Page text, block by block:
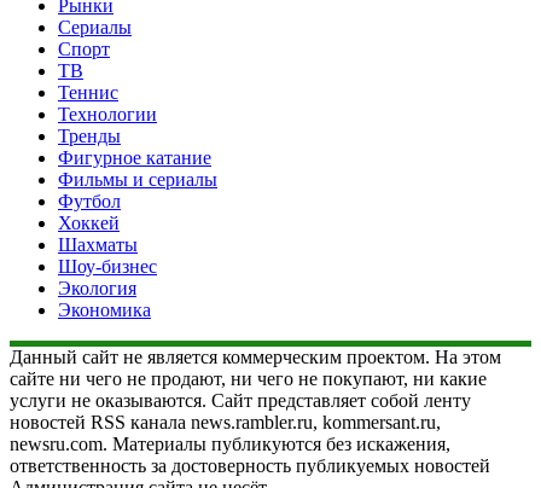
Рынки
Сериалы
Спорт
ТВ
Теннис
Технологии
Тренды
Фигурное катание
Фильмы и сериалы
Футбол
Хоккей
Шахматы
Шоу-бизнес
Экология
Экономика
Данный сайт не является коммерческим проектом. На этом
сайте ни чего не продают, ни чего не покупают, ни какие
услуги не оказываются. Сайт представляет собой ленту
новостей RSS канала news.rambler.ru, kommersant.ru,
newsru.com. Материалы публикуются без искажения,
ответственность за достоверность публикуемых новостей